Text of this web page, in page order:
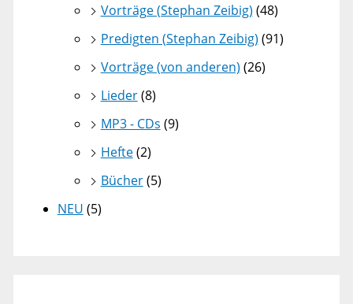
Vorträge (Stephan Zeibig) (48)
Predigten (Stephan Zeibig) (91)
Vorträge (von anderen) (26)
Lieder(8)
MP3 - CDs (9)
Hefte(2)
Bücher(5)
NEU (5)